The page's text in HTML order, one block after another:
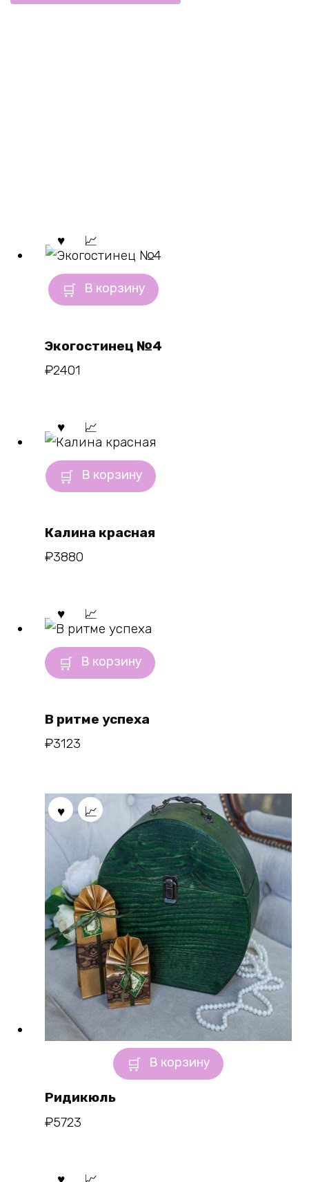
В корзину
Экогостинец №4
₽2401
В корзину
Калина красная
₽3880
В корзину
В ритме успеха
₽3123
В корзину
Ридикюль
₽5723